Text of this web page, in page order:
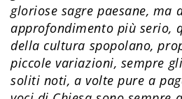
gloriose sagre paesane, ma
approfondimento più serio,
della cultura spopolano,
piccole variazioni, sempre
soliti noti, a volte pure a